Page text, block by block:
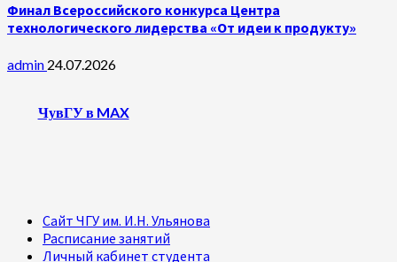
Финал Всероссийского конкурса Центра
технологического лидерства «От идеи к продукту»
admin 24.07.2026
ЧувГУ в MAX
Сайт ЧГУ им. И.Н. Ульянова
Расписание занятий
Личный кабинет студента